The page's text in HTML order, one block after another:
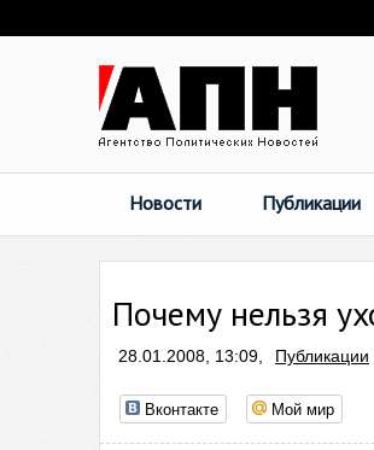
Новости Публикации
Почему нельзя
28.01.2008, 13:09, Публикации
Вконтакте Мой мир